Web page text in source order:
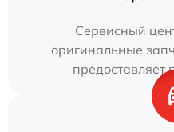
Сервисный
оригинальные
предоставляет